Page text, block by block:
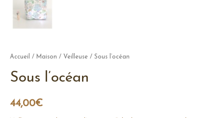
Accueil / Maison / Veilleuse / Sous l’océan
Sous l’océan
44,00€